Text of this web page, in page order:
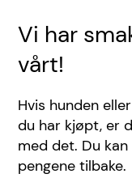
Hvis hunden
du har kjøpt, er
med det. Du
pengene tilbake.
Vi har
vårt!